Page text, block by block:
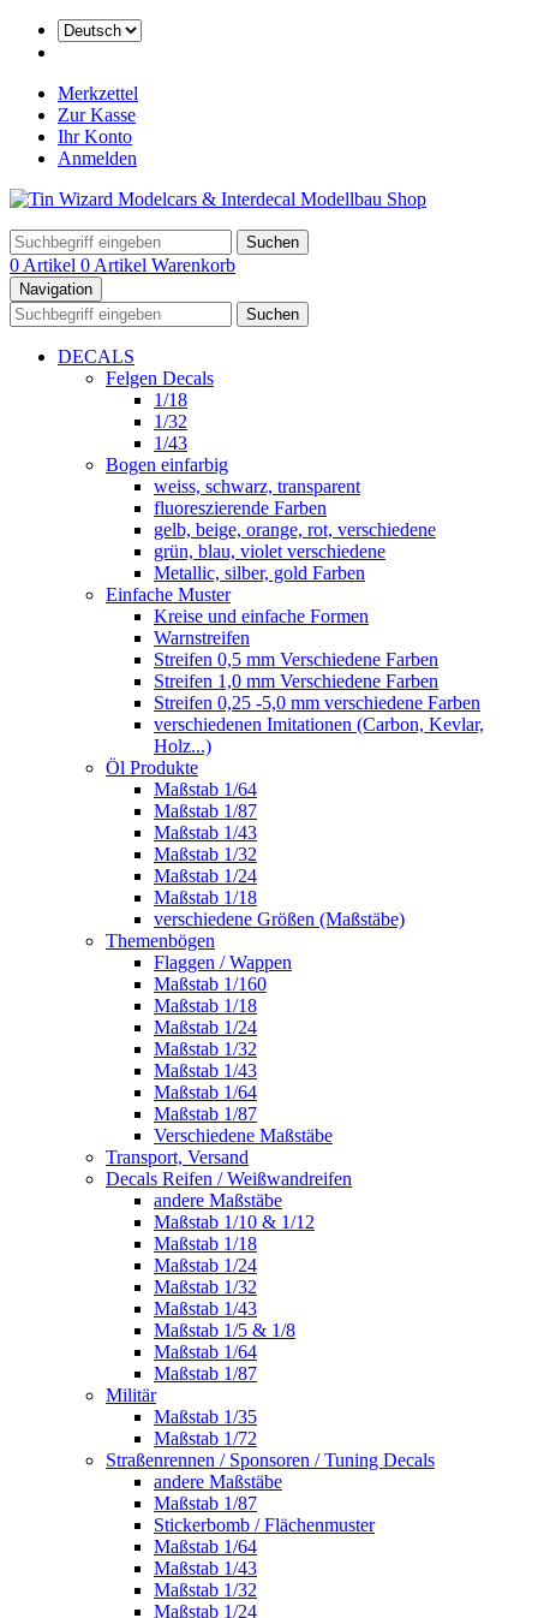
Merkzettel
Zur Kasse
Ihr Konto
Anmelden
Suchen
0 Artikel 0 Artikel Warenkorb
Navigation
Suchen
DECALS
Felgen Decals
1/18
1/32
1/43
Bogen einfarbig
weiss, schwarz, transparent
fluoreszierende Farben
gelb, beige, orange, rot, verschiedene
grün, blau, violet verschiedene
Metallic, silber, gold Farben
Einfache Muster
Kreise und einfache Formen
Warnstreifen
Streifen 0,5 mm Verschiedene Farben
Streifen 1,0 mm Verschiedene Farben
Streifen 0,25 -5,0 mm verschiedene Farben
verschiedenen Imitationen (Carbon, Kevlar,
Holz...)
Öl Produkte
Maßstab 1/64
Maßstab 1/87
Maßstab 1/43
Maßstab 1/32
Maßstab 1/24
Maßstab 1/18
verschiedene Größen (Maßstäbe)
Themenbögen
Flaggen / Wappen
Maßstab 1/160
Maßstab 1/18
Maßstab 1/24
Maßstab 1/32
Maßstab 1/43
Maßstab 1/64
Maßstab 1/87
Verschiedene Maßstäbe
Transport, Versand
Decals Reifen / Weißwandreifen
andere Maßstäbe
Maßstab 1/10 & 1/12
Maßstab 1/18
Maßstab 1/24
Maßstab 1/32
Maßstab 1/43
Maßstab 1/5 & 1/8
Maßstab 1/64
Maßstab 1/87
Militär
Maßstab 1/35
Maßstab 1/72
Straßenrennen / Sponsoren / Tuning Decals
andere Maßstäbe
Maßstab 1/87
Stickerbomb / Flächenmuster
Maßstab 1/64
Maßstab 1/43
Maßstab 1/32
Maßstab 1/24